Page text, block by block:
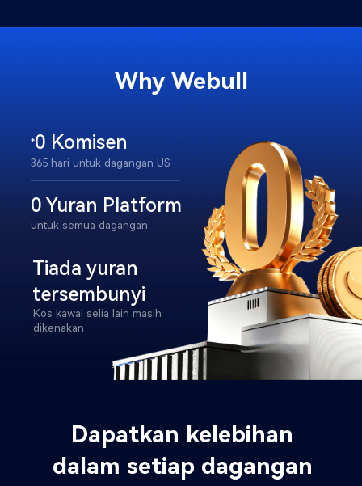
Why Webull​
*0 Komisen
365 hari untuk dagangan US
0 Yuran Platform
untuk semua dagangan
Tiada yuran
tersembunyi
Kos kawal selia lain masih
dikenakan
Dapatkan kelebihan
dalam setiap dagangan